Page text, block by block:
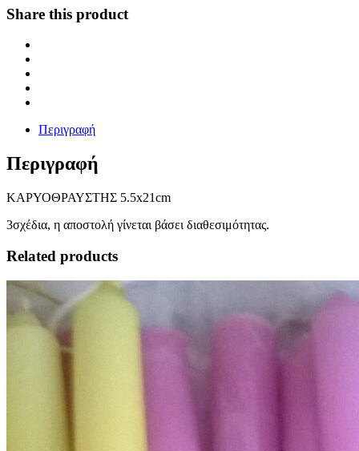
Share this product
Περιγραφή
Περιγραφή
ΚΑΡΥΟΘΡΑΥΣΤΗΣ 5.5x21cm
3σχέδια, η αποστολή γίνεται βάσει διαθεσιμότητας.
Related products